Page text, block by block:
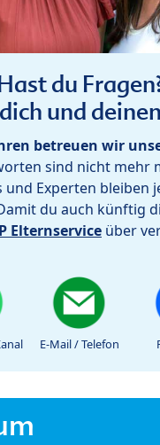
du
und
betreuen wir
sind nicht mehr
Experten bleiben
du auch künftig
Elternservice über
E-Mail / Telefon